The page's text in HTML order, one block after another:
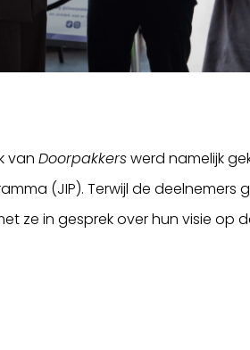
vanDoorpakkerswerd namelijk
(JIP). Terwijl de deelnemers
ze in gesprek over hun visie op